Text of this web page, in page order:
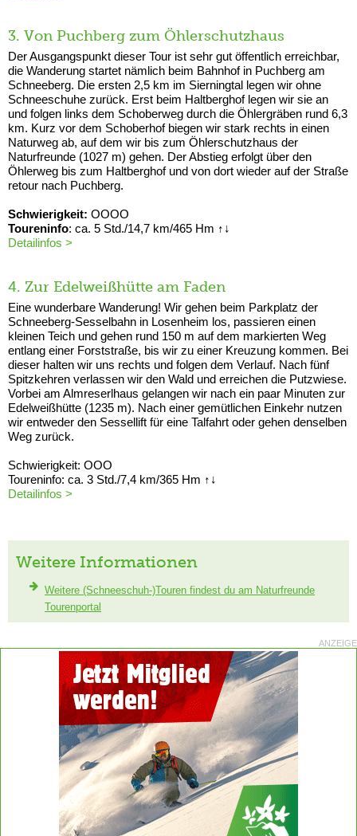
3. Von Puchberg zum Öhlerschutzhaus
Der Ausgangspunkt dieser Tour ist sehr gut öffentlich erreichbar,
die Wanderung startet nämlich beim Bahnhof in Puchberg am
Schneeberg. Die ersten 2,5 km im Sierningtal legen wir ohne
Schneeschuhe zurück. Erst beim Haltberghof legen wir sie an
und folgen links dem Schoberweg durch die Öhlergräben rund 6,3
km. Kurz vor dem Schoberhof biegen wir stark rechts in einen
Naturweg ab, auf dem wir bis zum Öhlerschutzhaus der
Naturfreunde (1027 m) gehen. Der Abstieg erfolgt über den
Öhlerweg bis zum Haltberghof und von dort wieder auf der Straße
retour nach Puchberg.
Schwierigkeit: OOOO
Toureninfo: ca. 5 Std./14,7 km/465 Hm ↑↓
Detailinfos >
4. Zur Edelweißhütte am Faden
Eine wunderbare Wanderung! Wir gehen beim Parkplatz der
Schneeberg-Sesselbahn in Losenheim los, passieren einen
kleinen Teich und gehen rund 150 m auf dem markierten Weg
entlang einer Forststraße, bis wir zu einer Kreuzung kommen. Bei
dieser halten wir uns rechts und folgen dem Verlauf. Nach fünf
Spitzkehren verlassen wir den Wald und erreichen die Putzwiese.
Vorbei am Almreserlhaus gelangen wir nach ein paar Minuten zur
Edelweißhütte (1235 m). Nach einer gemütlichen Einkehr nutzen
wir entweder den Sessellift für eine Talfahrt oder gehen denselben
Weg zurück.
Schwierigkeit: OOO
Toureninfo: ca. 3 Std./7,4 km/365 Hm ↑↓
Detailinfos >
Weitere Informationen
Weitere (Schneeschuh-)Touren findest du am Naturfreunde
Tourenportal
ANZEIGE